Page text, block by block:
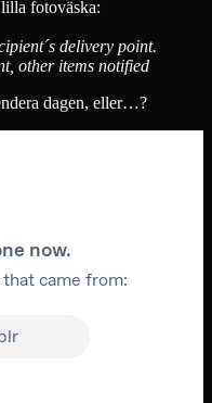
fotoväska:
delivery point.
other items notified
dagen, eller…?